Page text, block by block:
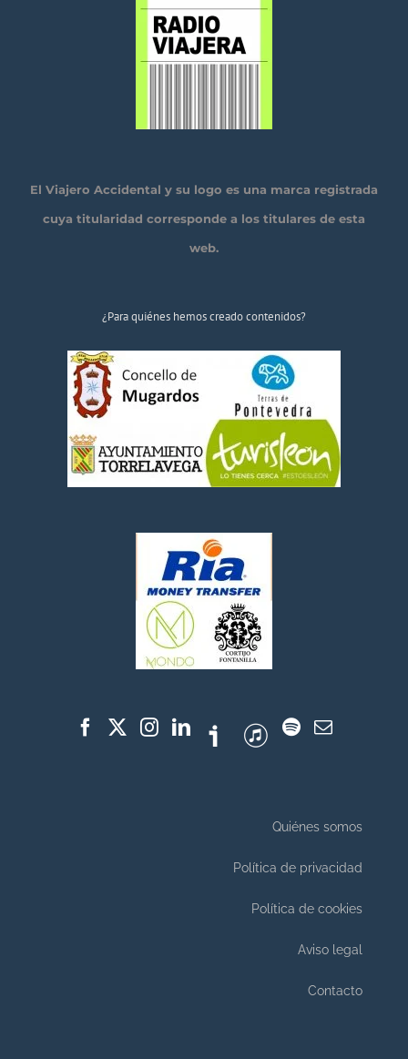
El Viajero Accidental y su logo es una marca registrada
cuya titularidad corresponde a los titulares de esta
web.
¿Para quiénes hemos creado contenidos?
Quiénes somos
Política de privacidad
Política de cookies
Aviso legal
Contacto